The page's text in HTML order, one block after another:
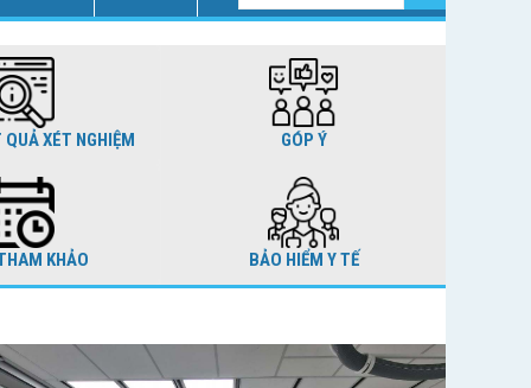
XÉT NGHIỆM GÓP Ý
KHẢO BẢO HIỂM Y TẾ